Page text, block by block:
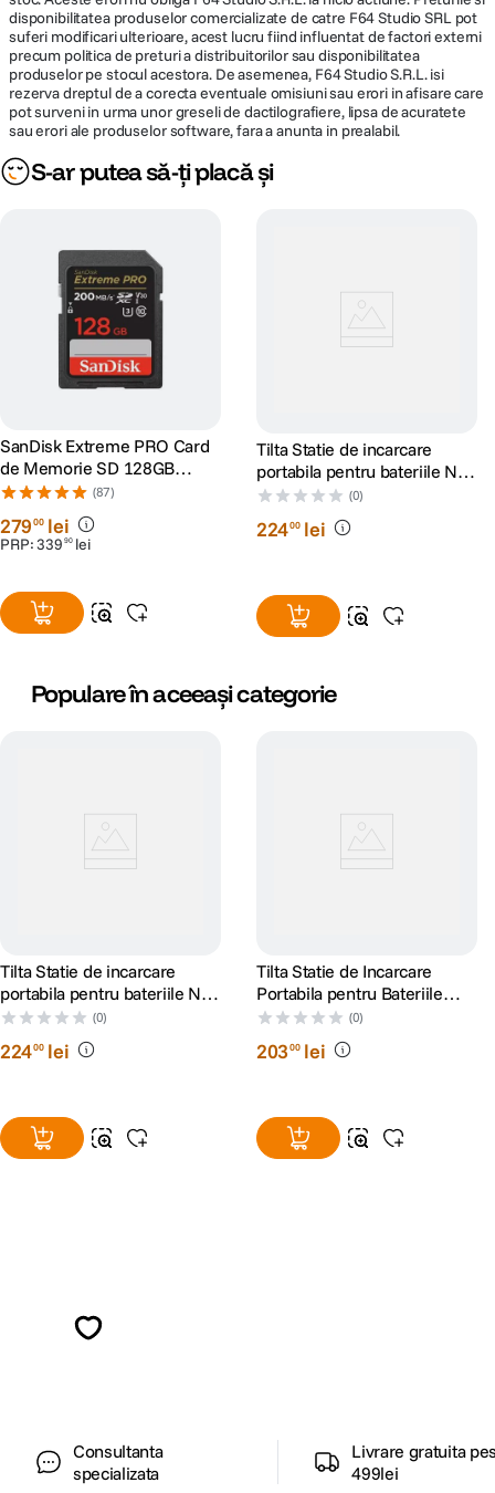
disponibilitatea produselor comercializate de catre F64 Studio SRL pot
suferi modificari ulterioare, acest lucru fiind influentat de factori externi
precum politica de preturi a distribuitorilor sau disponibilitatea
produselor pe stocul acestora. De asemenea, F64 Studio S.R.L. isi
rezerva dreptul de a corecta eventuale omisiuni sau erori in afisare care
pot surveni in urma unor greseli de dactilografiere, lipsa de acuratete
sau erori ale produselor software, fara a anunta in prealabil.
S-ar putea să-ți placă și
SanDisk Extreme PRO Card
de Memorie SD 128GB
SDXC UHS-I Class 10 U3 V30
+ 2 Ani RescuePRO Deluxe
(87)
27900 lei
PRP:339 90 lei
Tilta Statie de incarcare
portabila pentru bateriile NP-
FZ100 cu 4 canale Verde
(0)
22400 lei
Populare în aceeași categorie
Tilta Statie de incarcare
portabila pentru bateriile NP-
FZ100 cu 4 canale Verde
(0)
22400 lei
Tilta Statie de Incarcare
Portabila pentru Bateriile
DMW-BLK22 4 Canale Verde
(0)
20300 lei
Consultanta
specializata
Livrare gratuita
499lei